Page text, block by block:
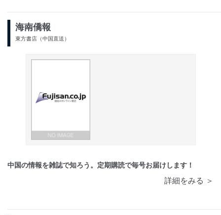
海南僑報
東方書店（中国直送）
中国の情報を雑誌で知ろう。定期購読で毎号お届けします！
詳細をみる ＞